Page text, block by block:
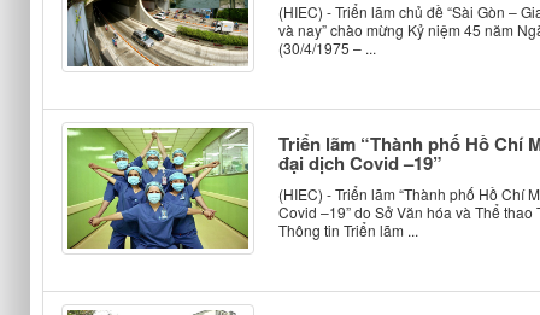
(HIEC) - Triển lãm chủ đề “Sài Gòn –
và nay” chào mừng Kỷ niệm 45 năm
(30/4/1975 – ...
Triển lãm “Thành phố Hồ Chí
đại dịch Covid –19”
(HIEC) - Triển lãm “Thành phố Hồ Chí
Covid –19” do Sở Văn hóa và Thể
Thông tin Triển lãm ...